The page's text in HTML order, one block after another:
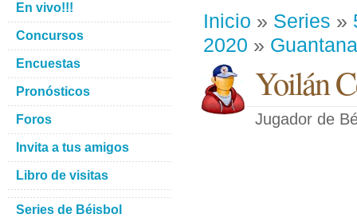
Inicio » Series »
2020 »
Yoilán
Jugador de
En vivo!!!
Concursos
Encuestas
Pronósticos
Foros
Invita a tus amigos
Libro de visitas
Series de Béisbol